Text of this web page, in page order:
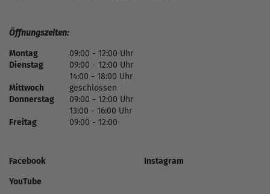
Öffnungszeiten:
Montag
09:00 - 12:00 Uhr
Dienstag
09:00 - 12:00 Uhr
14:00 - 18:00 Uhr
Mittwoch
geschlossen
Donnerstag
09:00 - 12:00 Uhr
13:00 - 16:00 Uhr
Freitag
09:00 - 12:00
Facebook
Instagram
YouTube